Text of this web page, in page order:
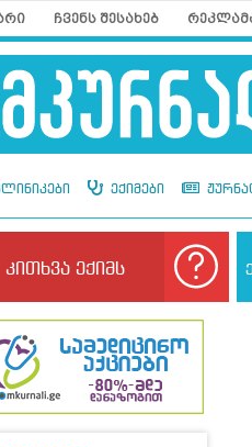
ჩვენს შესახებ
ექიმები
კითხვა ექიმს